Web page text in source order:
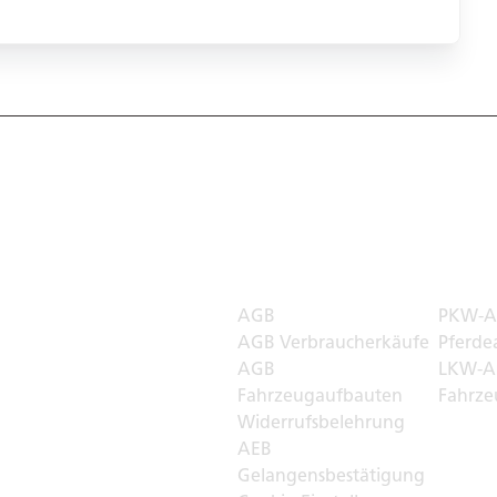
AGB
AGB Verbraucherkäufe
AGB
Fahrzeugaufbauten
Widerrufsbelehrung
AEB
Gelangensbestätigung
PKW-
LKW-